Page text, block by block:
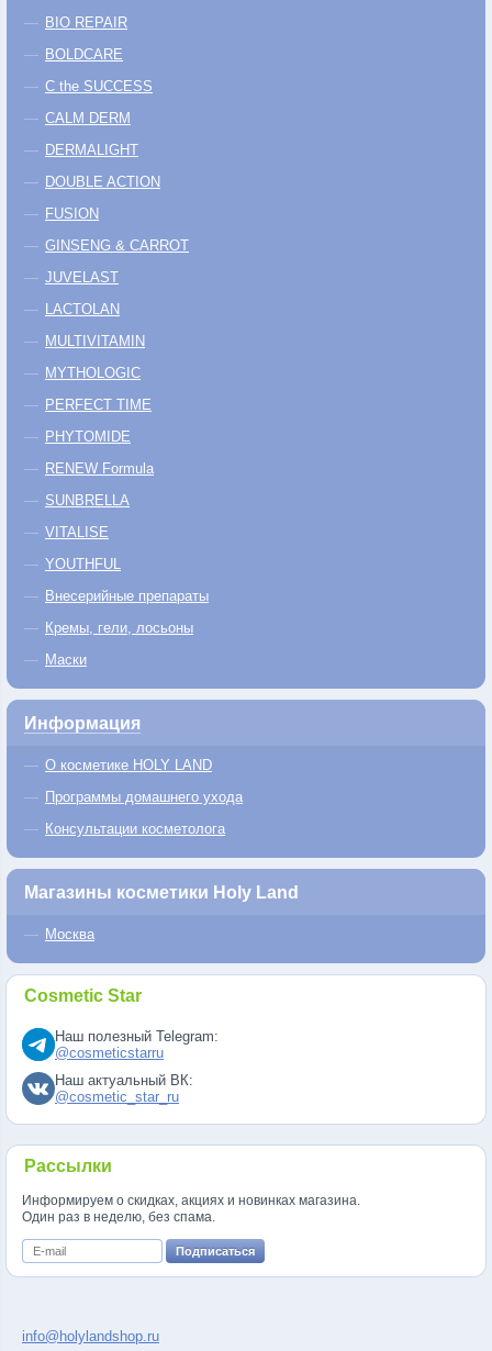
BIO REPAIR
BOLDCARE
C the SUCCESS
CALM DERM
DERMALIGHT
DOUBLE ACTION
FUSION
GINSENG & CARROT
JUVELAST
LACTOLAN
MULTIVITAMIN
MYTHOLOGIC
PERFECT TIME
PHYTOMIDE
RENEW Formula
SUNBRELLA
VITALISE
YOUTHFUL
Внесерийные препараты
Кремы, гели, лосьоны
Маски
Информация
О косметике HOLY LAND
Программы домашнего ухода
Консультации косметолога
Магазины косметики Holy Land
Москва
Cosmetic Star
Наш полезный Telegram:
@cosmeticstarru
Наш актуальный ВК:
@cosmetic_star_ru
Рассылки
Информируем о скидках, акциях и новинках магазина.
Один раз в неделю, без спама.
info@holylandshop.ru